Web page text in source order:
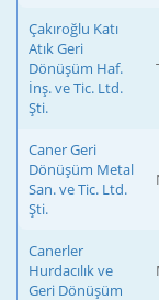
Çakıroğlu Katı
Atık Geri
Dönüşüm Haf.
İnş. ve Tic. Ltd.
Şti.
Caner Geri
Dönüşüm Metal
San. ve Tic. Ltd.
Şti.
Canerler
Hurdacılık ve
Geri Dönüşüm